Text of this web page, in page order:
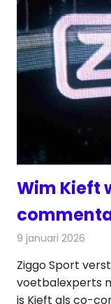
Wim Kieft
9 januari 2026
Ziggo Sport
voetbalexperts
is Kieft als co-